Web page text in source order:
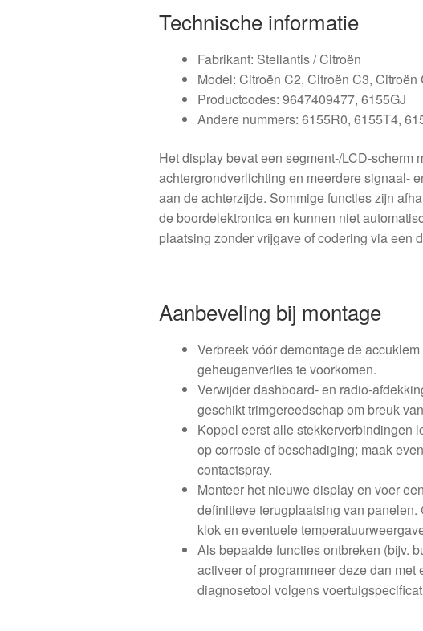
Technische informatie
Fabrikant: Stellantis / Citroën
Model: Citroën C2, Citroën C3, Citroën
Productcodes: 9647409477, 6155GJ
Andere nummers: 6155R0, 6155T4,
Het display bevat een segment-/LCD-scherm
achtergrondverlichting en meerdere signaal-
aan de achterzijde. Sommige functies zijn
de boordelektronica en kunnen niet
plaatsing zonder vrijgave of codering via een
Aanbeveling bij montage
Verbreek vóór demontage de
geheugenverlies te voorkomen.
Verwijder dashboard- en radio-
geschikt trimgereedschap om breuk
Koppel eerst alle stekkerverbindingen
op corrosie of beschadiging; maak
contactspray.
Monteer het nieuwe display en voer
definitieve terugplaatsing van panelen.
klok en eventuele
Als bepaalde functies ontbreken (bijv.
activeer of programmeer deze dan met
diagnosetool volgens